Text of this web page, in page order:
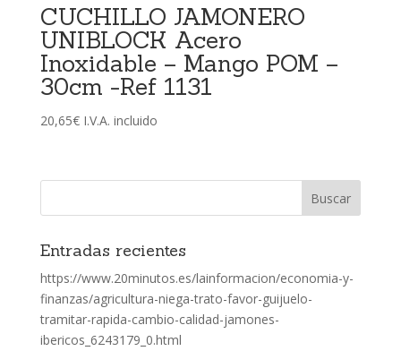
CUCHILLO JAMONERO
UNIBLOCK Acero
Inoxidable – Mango POM –
30cm -Ref 1131
20,65€ I.V.A. incluido
Entradas recientes
https://www.20minutos.es/lainformacion/economia-y-
finanzas/agricultura-niega-trato-favor-guijuelo-
tramitar-rapida-cambio-calidad-jamones-
ibericos_6243179_0.html